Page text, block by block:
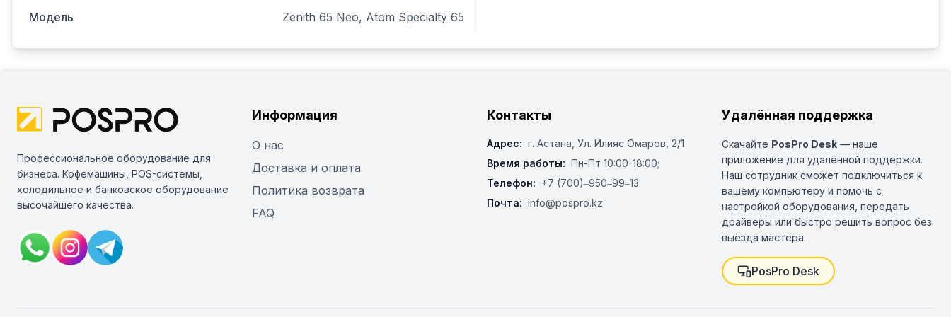
Модель Zenith 65 Neo, Atom Specialty 65
Профессиональное оборудование для
бизнеса. Кофемашины, POS-системы,
холодильное и банковское оборудование
высочайшего качества.
Информация
О нас
Доставка и оплата
Политика возврата
FAQ
Контакты
Адрес: г. Астана, ​Ул. Илияс Омаров, 2/1
Время работы: Пн-Пт 10:00-18:00;
Телефон: +7 (700)‒950‒99‒13
Почта: info@pospro.kz
Удалённая поддержка
Скачайте PosPro Desk — наше
приложение для удалённой поддержки.
Наш сотрудник сможет подключиться к
вашему компьютеру и помочь с
настройкой оборудования, передать
драйверы или быстро решить вопрос без
выезда мастера.
PosPro Desk